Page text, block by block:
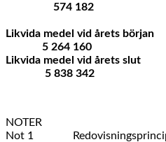
574 182
Likvida medel
5 264 160
Likvida medel
5 838 342
NOTER
Not 1